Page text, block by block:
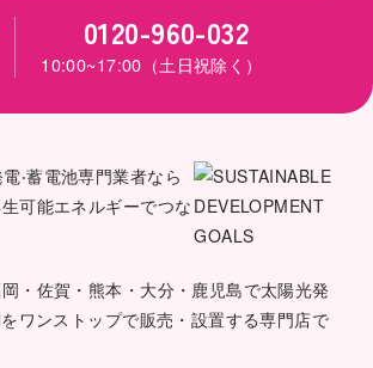
0120-960-032
10:00~17:00（土日祝除く）
・佐賀・熊本・大分・鹿児島で太陽光発
ワンストップで販売・設置する専門店で